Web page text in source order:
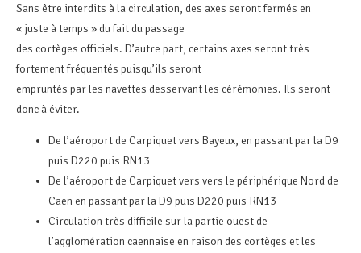
Sans être interdits à la circulation, des axes seront fermés en
« juste à temps » du fait du passage
des cortèges officiels. D’autre part, certains axes seront très
fortement fréquentés puisqu’ils seront
empruntés par les navettes desservant les cérémonies. Ils seront
donc à éviter.
De l’aéroport de Carpiquet vers Bayeux, en passant par la D9
puis D220 puis RN13
De l’aéroport de Carpiquet vers vers le périphérique Nord de
Caen en passant par la D9 puis D220 puis RN13
Circulation très difficile sur la partie ouest de
l’agglomération caennaise en raison des cortèges et les